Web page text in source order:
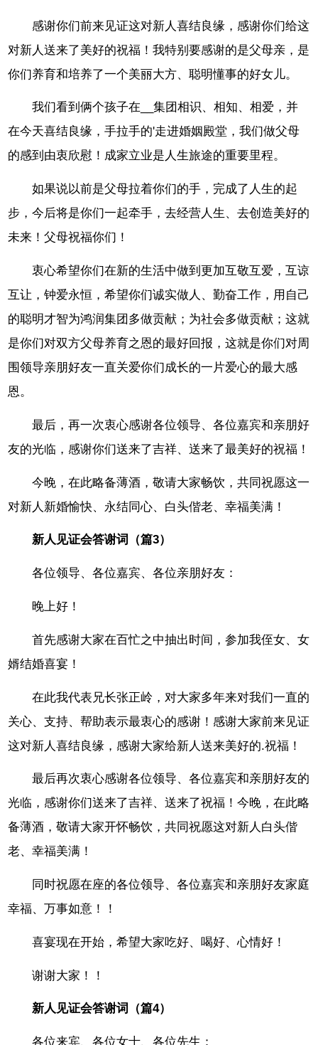
感谢你们前来见证这对新人喜结良缘，感谢你们给这
对新人送来了美好的祝福！我特别要感谢的是父母亲，是
你们养育和培养了一个美丽大方、聪明懂事的好女儿。
我们看到俩个孩子在__集团相识、相知、相爱，并
在今天喜结良缘，手拉手的'走进婚姻殿堂，我们做父母
的感到由衷欣慰！成家立业是人生旅途的重要里程。
如果说以前是父母拉着你们的手，完成了人生的起
步，今后将是你们一起牵手，去经营人生、去创造美好的
未来！父母祝福你们！
衷心希望你们在新的生活中做到更加互敬互爱，互谅
互让，钟爱永恒，希望你们诚实做人、勤奋工作，用自己
的聪明才智为鸿润集团多做贡献；为社会多做贡献；这就
是你们对双方父母养育之恩的最好回报，这就是你们对周
围领导亲朋好友一直关爱你们成长的一片爱心的最大感
恩。
最后，再一次衷心感谢各位领导、各位嘉宾和亲朋好
友的光临，感谢你们送来了吉祥、送来了最美好的祝福！
今晚，在此略备薄酒，敬请大家畅饮，共同祝愿这一
对新人新婚愉快、永结同心、白头偕老、幸福美满！
新人见证会答谢词（篇3）
各位领导、各位嘉宾、各位亲朋好友：
晚上好！
首先感谢大家在百忙之中抽出时间，参加我侄女、女
婿结婚喜宴！
在此我代表兄长张正岭，对大家多年来对我们一直的
关心、支持、帮助表示最衷心的感谢！感谢大家前来见证
这对新人喜结良缘，感谢大家给新人送来美好的.祝福！
最后再次衷心感谢各位领导、各位嘉宾和亲朋好友的
光临，感谢你们送来了吉祥、送来了祝福！今晚，在此略
备薄酒，敬请大家开怀畅饮，共同祝愿这对新人白头偕
老、幸福美满！
同时祝愿在座的各位领导、各位嘉宾和亲朋好友家庭
幸福、万事如意！！
喜宴现在开始，希望大家吃好、喝好、心情好！
谢谢大家！！
新人见证会答谢词（篇4）
各位来宾、各位女士、各位先生：